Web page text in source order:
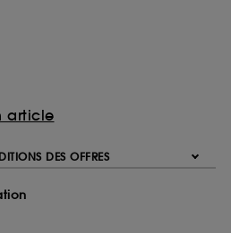
article
DES OFFRES